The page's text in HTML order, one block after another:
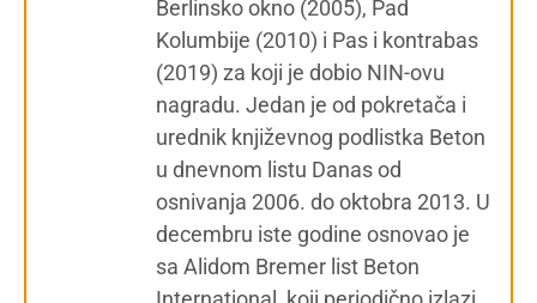
Berlinsko okno (2005), Pad
Kolumbije (2010) i Pas i kontrabas
(2019) za koji je dobio NIN-ovu
nagradu. Jedan je od pokretača i
urednik književnog podlistka Beton
u dnevnom listu Danas od
osnivanja 2006. do oktobra 2013. U
decembru iste godine osnovao je
sa Alidom Bremer list Beton